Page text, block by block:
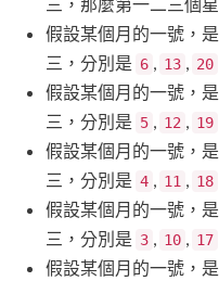
三，那麼第一二三個
假設某個月的一號，
三，分別是 6 , 13 , 20
假設某個月的一號，
三，分別是 5 , 12 , 19
假設某個月的一號，
三，分別是 4 , 11 , 18
假設某個月的一號，
三，分別是 3 , 10 , 17
假設某個月的一號，